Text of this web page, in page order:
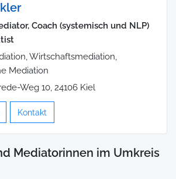
Coach (systemisch und NLP)
Wirtschaftsmediation,
Mediation
Weg 10, 24106 Kiel
Kontakt
Mediatorinnen im Umkreis